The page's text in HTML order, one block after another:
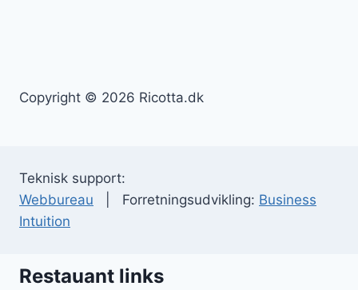
Copyright © 2026 Ricotta.dk
Teknisk support:
Webbureau | Forretningsudvikling: Business
Intuition
Restauant links